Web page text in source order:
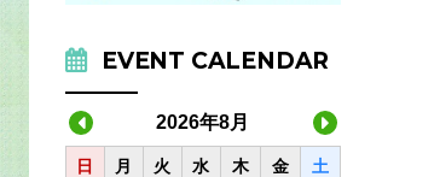
EVENT CALENDAR
2026年8月
日 月 火 水 木 金 土